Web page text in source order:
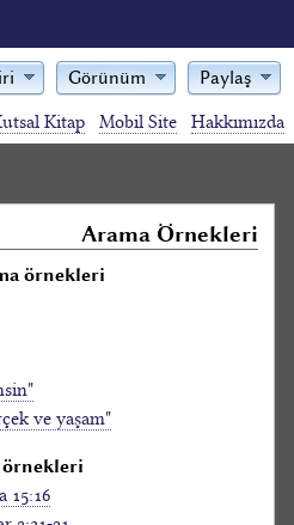
Görünüm Paylaş
Kitap Mobil Site Hakkımızda
Arama Örnekleri
örnekleri
ve yaşam"
örnekleri
15:16